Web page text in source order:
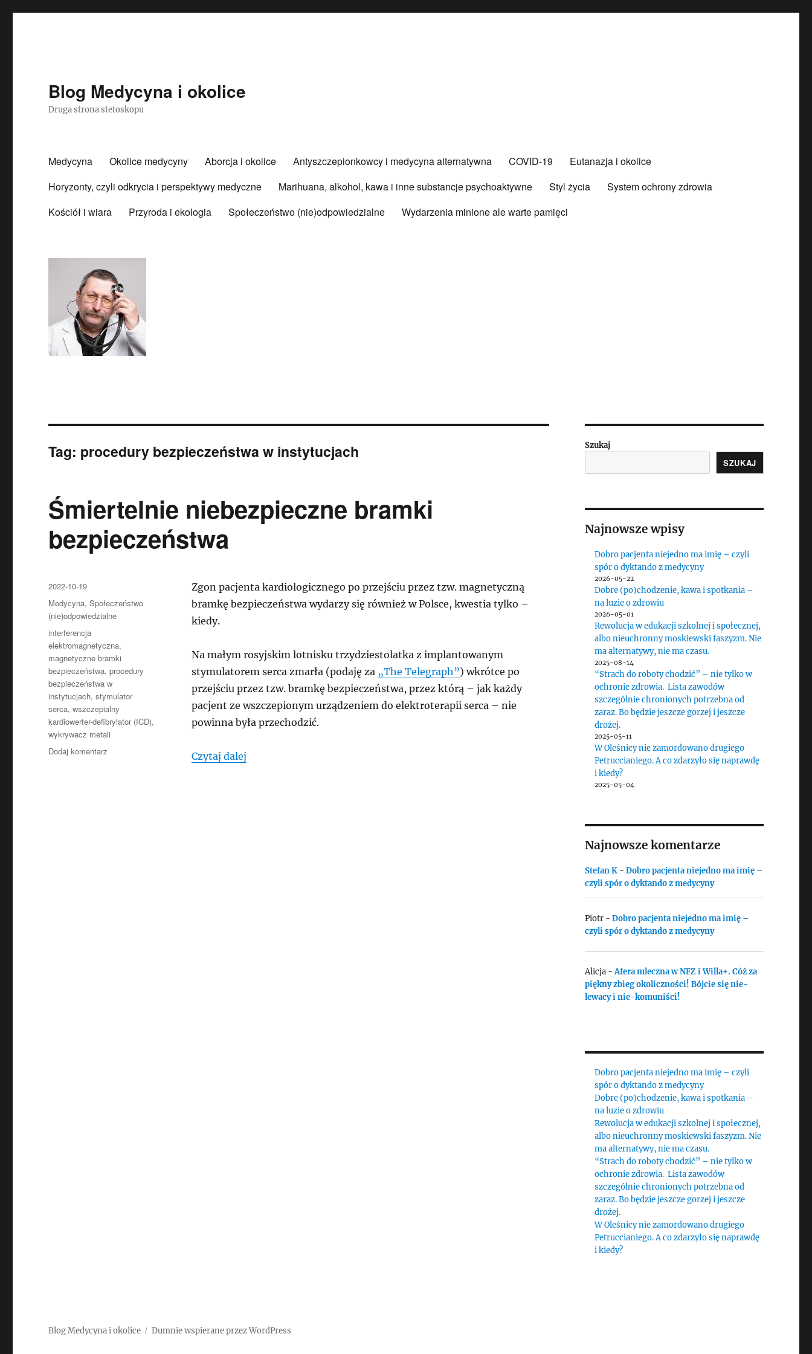
Blog Medycyna i okolice
Druga strona stetoskopu
Medycyna Okolice medycyny Aborcja i okolice Antyszczepionkowcy i medycyna alternatywna COVID-19
Eutanazja i okolice
Horyzonty, czyli odkrycia i perspektywy medyczne
Marihuana, alkohol, kawa i inne substancje psychoaktywne Styl życia
System ochrony zdrowia
Kościół i wiara
Przyroda i ekologia Społeczeństwo (nie)odpowiedzialne Wydarzenia minione ale warte pamięci
Tag: procedury bezpieczeństwa w instytucjach
Śmiertelnie niebezpieczne bramki
bezpieczeństwa
Zgon pacjenta kardiologicznego po przejściu przez tzw. magnetyczną
bramkę bezpieczeństwa wydarzy się również w Polsce, kwestia tylko –
kiedy.
Na małym rosyjskim lotnisku trzydziestolatka z implantowanym
stymulatorem serca zmarła (podaję za „The Telegraph”) wkrótce po
przejściu przez tzw. bramkę bezpieczeństwa, przez którą – jak każdy
pacjent ze wszczepionym urządzeniem do elektroterapii serca – nie
powinna była przechodzić.
Czytaj dalej„Śmiertelnie niebezpieczne bramki bezpieczeństwa”
Data
publikacji
2022-10-19
Kategorie
Medycyna,Społeczeństwo
(nie)odpowiedzialne
Tagi
interferencja
elektromagnetyczna,
magnetyczne bramki
bezpieczeństwa,procedury
bezpieczeństwa w
instytucjach,stymulator
serca,wszczepialny
kardiowerter-defibrylator (ICD),
wykrywacz metali
Dodaj komentarz
Szukaj
SZUKAJ
Najnowsze wpisy
Dobro pacjenta niejedno ma imię – czyli
spór o dyktando z medycyny
2026-05-22
Dobre (po)chodzenie, kawa i spotkania –
na luzie o zdrowiu
2026-05-01
Rewolucja w edukacji szkolnej i społecznej,
albo nieuchronny moskiewski faszyzm. Nie
ma alternatywy, nie ma czasu.
2025-08-14
“Strach do roboty chodzić” – nie tylko w
ochronie zdrowia. Lista zawodów
szczególnie chronionych potrzebna od
zaraz. Bo będzie jeszcze gorzej i jeszcze
drożej.
2025-05-11
W Oleśnicy nie zamordowano drugiego
Petruccianiego. A co zdarzyło się naprawdę
i kiedy?
2025-05-04
Najnowsze komentarze
Stefan K- Dobro pacjenta niejedno ma imię –
czyli spór o dyktando z medycyny
Piotr- Dobro pacjenta niejedno ma imię –
czyli spór o dyktando z medycyny
Alicja-Afera mleczna w NFZ i Willa+. Cóż za
piękny zbieg okoliczności! Bójcie się nie-
lewacy i nie-komuniści!
Dobro pacjenta niejedno ma imię – czyli
spór o dyktando z medycyny
Dobre (po)chodzenie, kawa i spotkania –
na luzie o zdrowiu
Rewolucja w edukacji szkolnej i społecznej,
albo nieuchronny moskiewski faszyzm. Nie
ma alternatywy, nie ma czasu.
“Strach do roboty chodzić” – nie tylko w
ochronie zdrowia. Lista zawodów
szczególnie chronionych potrzebna od
zaraz. Bo będzie jeszcze gorzej i jeszcze
drożej.
W Oleśnicy nie zamordowano drugiego
Petruccianiego. A co zdarzyło się naprawdę
i kiedy?
Blog Medycyna i okolice Dumnie wspierane przez WordPress